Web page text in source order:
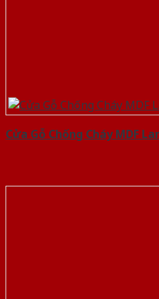
Cửa Gỗ Chống Cháy MDF